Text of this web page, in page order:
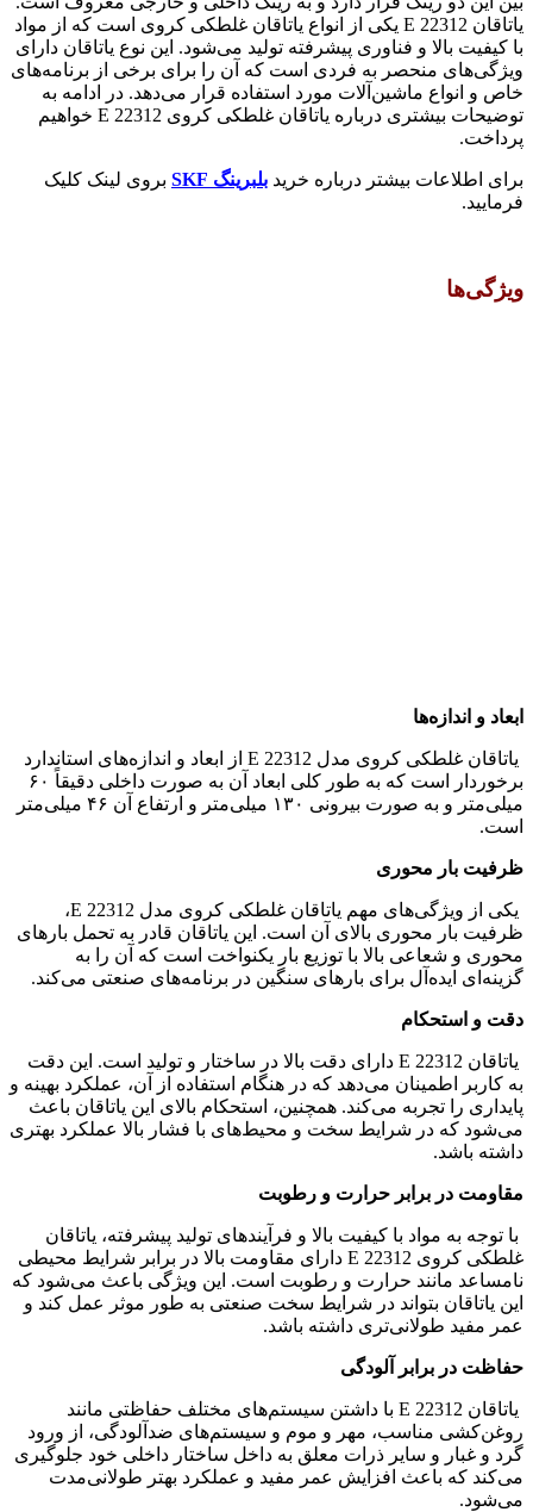
یاتاقان 22312 E یکی از انواع یاتاقان غلطکی کروی است که از مواد
با کیفیت بالا و فناوری پیشرفته تولید می‌شود. این نوع یاتاقان دارای
ویژگی‌های منحصر به فردی است که آن را برای برخی از برنامه‌های
خاص و انواع ماشین‌آلات مورد استفاده قرار می‌دهد. در ادامه به
توضیحات بیشتری درباره یاتاقان غلطکی کروی 22312 E خواهیم
پرداخت.
برای اطلاعات بیشتر درباره خرید بلبرینگ SKF
بروی لینک کلیک
فرمایید.
ویژگی‌ها
ابعاد و اندازه‌ها
یاتاقان غلطکی کروی مدل 22312 E از ابعاد و اندازه‌های استاندارد
برخوردار است که به طور کلی ابعاد آن به صورت داخلی دقیقاً ۶۰
میلی‌متر و به صورت بیرونی ۱۳۰ میلی‌متر و ارتفاع آن ۴۶ میلی‌متر
است.
ظرفیت بار محوری
یکی از ویژگی‌های مهم یاتاقان غلطکی کروی مدل 22312 E،
ظرفیت بار محوری بالای آن است. این یاتاقان قادر به تحمل بارهای
محوری و شعاعی بالا با توزیع بار یکنواخت است که آن را به
گزینه‌ای ایده‌آل برای بارهای سنگین در برنامه‌های صنعتی می‌کند.
دقت و استحکام
یاتاقان 22312 E دارای دقت بالا در ساختار و تولید است. این دقت
به کاربر اطمینان می‌دهد که در هنگام استفاده از آن، عملکرد بهینه و
پایداری را تجربه می‌کند. همچنین، استحکام بالای این یاتاقان باعث
می‌شود که در شرایط سخت و محیط‌های با فشار بالا عملکرد بهتری
داشته باشد.
مقاومت در برابر حرارت و رطوبت
با توجه به مواد با کیفیت بالا و فرآیندهای تولید پیشرفته، یاتاقان
غلطکی کروی 22312 E دارای مقاومت بالا در برابر شرایط محیطی
نامساعد مانند حرارت و رطوبت است. این ویژگی باعث می‌شود که
این یاتاقان بتواند در شرایط سخت صنعتی به طور موثر عمل کند و
عمر مفید طولانی‌تری داشته باشد.
حفاظت در برابر آلودگی
یاتاقان 22312 E با داشتن سیستم‌های مختلف حفاظتی مانند
روغن‌کشی مناسب، مهر و موم و سیستم‌های ضدآلودگی، از ورود
گرد و غبار و سایر ذرات معلق به داخل ساختار داخلی خود جلوگیری
می‌کند که باعث افزایش عمر مفید و عملکرد بهتر طولانی‌مدت
می‌شود.